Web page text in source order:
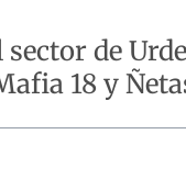
de
18 y